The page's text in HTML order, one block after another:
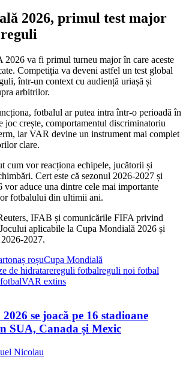
2026, primul test major
2026 va fi primul turneu major în care aceste
Competiția va deveni astfel un test global
într-un context cu audiență uriașă și
arbitrilor.
fotbalul ar putea intra într-o perioadă în
joc crește, comportamentul discriminatoriu
iar VAR devine un instrument mai complet
clare.
cum vor reacționa echipele, jucătorii și
Cert este că sezonul 2026-2027 și
aduce una dintre cele mai importante
fotbalului din ultimii ani.
IFAB și comunicările FIFA privind
aplicabile la Cupa Mondială 2026 și
2027.
roșuCupa Mondială
de hidratarereguli fotbalreguli noi fotbal
VAR extins
se joacă pe 16 stadioane
SUA, Canada și Mexic
Nicolau